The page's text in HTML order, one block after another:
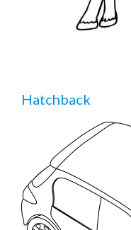
Hatchback